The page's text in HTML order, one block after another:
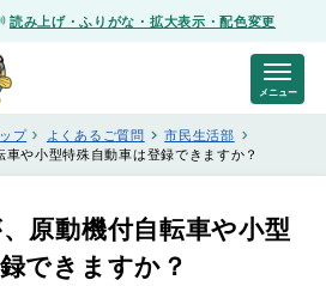
読み上げ・ふりがな・拡大表示・配色変更
プ よくあるご質問
市民生活部
や小型特殊自動車は登録できますか？
原動機付自転車や小型
できますか？
メニュー